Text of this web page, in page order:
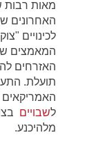
מאות רבות
האחרונים
לכינויים
המאמצים
האזרחים
תועלת.
האמריקאים
לשבויים
מלהיכנע.